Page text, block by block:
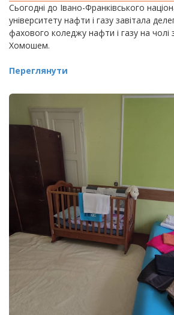
Сьогодні до Івано-Франківського
університету нафти і газу завітала
фахового коледжу нафти і газу на
Хомошем.
Переглянути